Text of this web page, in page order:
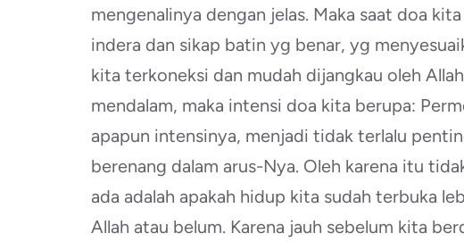
mengenalinya dengan jelas. Maka saat doa
indera dan sikap batin yg benar, yg
kita terkoneksi dan mudah dijangkau oleh
mendalam, maka intensi doa kita berupa:
apapun intensinya, menjadi tidak terlalu
berenang dalam arus-Nya. Oleh karena itu
ada adalah apakah hidup kita sudah terbuka
Allah atau belum. Karena jauh sebelum kita